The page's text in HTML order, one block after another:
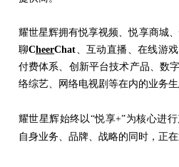
耀世星辉拥有悦享视频、悦享商城
聊CheerChat、互动直播、在线游
付费体系、创新平台技术产品、数
络综艺、网络电视剧等在内的业务生
耀世星辉始终以“悦享+”为核心进行
自身业务、品牌、战略的同时，正